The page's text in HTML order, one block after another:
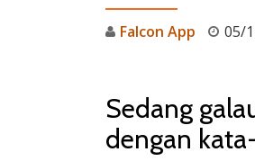
Falcon App 05/
Sedang
dengan